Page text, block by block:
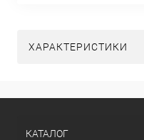
ХАРАКТЕРИСТИКИ
КАТАЛОГ